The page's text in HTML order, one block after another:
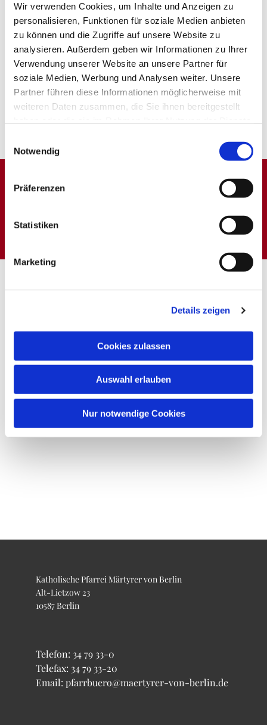
Wir verwenden Cookies, um Inhalte und Anzeigen zu
personalisieren, Funktionen für soziale Medien anbieten
zu können und die Zugriffe auf unsere Website zu
analysieren. Außerdem geben wir Informationen zu Ihrer
Verwendung unserer Website an unsere Partner für
soziale Medien, Werbung und Analysen weiter. Unsere
Partner führen diese Informationen möglicherweise mit
weiteren Daten zusammen, die Sie ihnen bereitgestellt
Notwendig
Präferenzen
Statistiken
Marketing
Details zeigen
Cookies zulassen
Auswahl erlauben
Nur notwendige Cookies
Katholische Pfarrei Märtyrer von Berlin
Alt-Lietzow 23
10587 Berlin
Telefon: 34 79 33-0
Telefax: 34 79 33-20
Email: pfarrbuero@maertyrer-von-berlin.de